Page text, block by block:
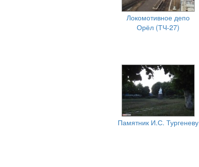
Локомотивное депо
Орёл (ТЧ-27)
Памятник И.С. Тургеневу